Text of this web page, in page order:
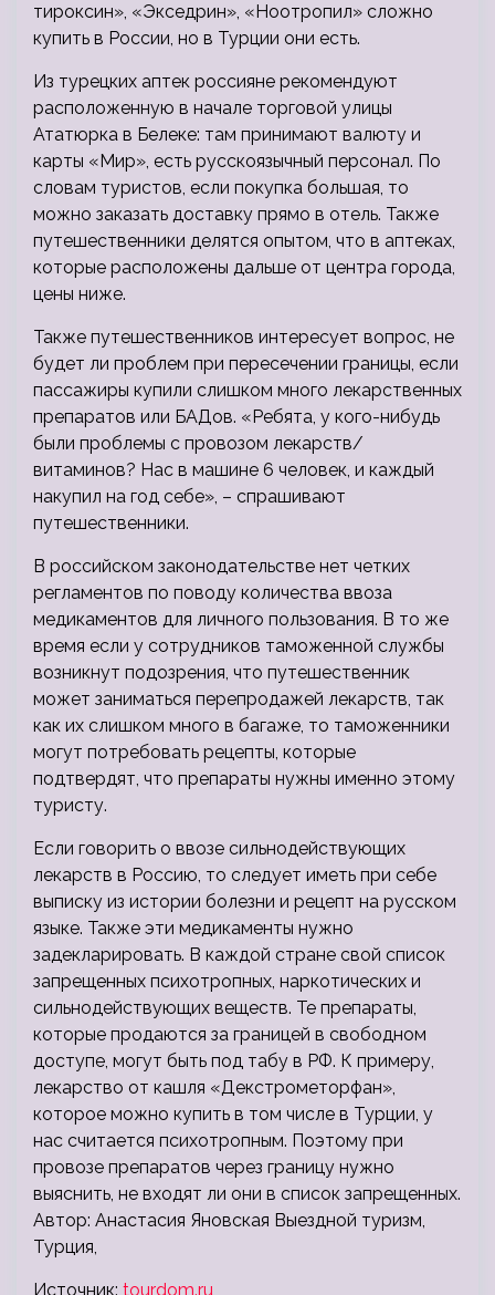
тироксин», «Экседрин», «Ноотропил» сложно
купить в России, но в Турции они есть.
Из турецких аптек россияне рекомендуют
расположенную в начале торговой улицы
Ататюрка в Белеке: там принимают валюту и
карты «Мир», есть русскоязычный персонал. По
словам туристов, если покупка большая, то
можно заказать доставку прямо в отель. Также
путешественники делятся опытом, что в аптеках,
которые расположены дальше от центра города,
цены ниже.
Также путешественников интересует вопрос, не
будет ли проблем при пересечении границы, если
пассажиры купили слишком много лекарственных
препаратов или БАДов. «Ребята, у кого-нибудь
были проблемы с провозом лекарств/
витаминов? Нас в машине 6 человек, и каждый
накупил на год себе», – спрашивают
путешественники.
В российском законодательстве нет четких
регламентов по поводу количества ввоза
медикаментов для личного пользования. В то же
время если у сотрудников таможенной службы
возникнут подозрения, что путешественник
может заниматься перепродажей лекарств, так
как их слишком много в багаже, то таможенники
могут потребовать рецепты, которые
подтвердят, что препараты нужны именно этому
туристу.
Если говорить о ввозе сильнодействующих
лекарств в Россию, то следует иметь при себе
выписку из истории болезни и рецепт на русском
языке. Также эти медикаменты нужно
задекларировать. В каждой стране свой список
запрещенных психотропных, наркотических и
сильнодействующих веществ. Те препараты,
которые продаются за границей в свободном
доступе, могут быть под табу в РФ. К примеру,
лекарство от кашля «Декстрометорфан»,
которое можно купить в том числе в Турции, у
нас считается психотропным. Поэтому при
провозе препаратов через границу нужно
выяснить, не входят ли они в список запрещенных.
Автор: Анастасия Яновская Выездной туризм,
Турция,
Источник: tourdom.ru